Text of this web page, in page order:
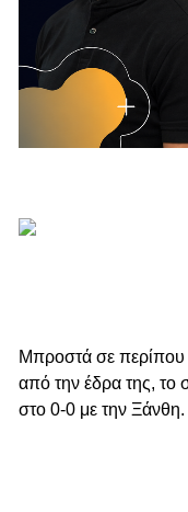
Μπροστά σε
από την έδρα της, το
στο 0-0 με την Ξάνθη.